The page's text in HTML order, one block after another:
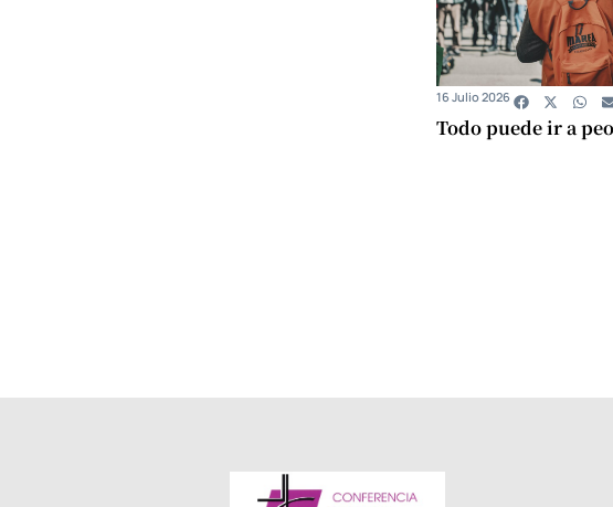
Todo puede ir a
16 Julio 2026